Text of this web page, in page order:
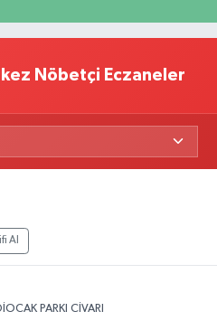
Nöbetçi Eczaneler
Al
PARKI CİVARI